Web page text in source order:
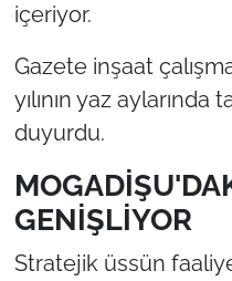
içeriyor.
Gazete inşaat
yılının yaz aylarında
duyurdu.
GENİŞLİYOR
Stratejik üssün